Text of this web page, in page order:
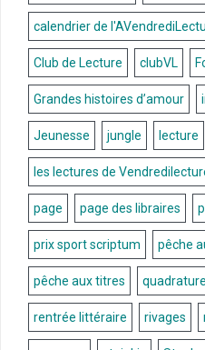
calendrier de
Club de Lecture clubVL
Grandes histoires d’amour
Jeunesse jungle lecture
les lectures de
page page des libraires
prix sport scriptum pêche
pêche aux titres quadrature
rentrée littéraire rivages